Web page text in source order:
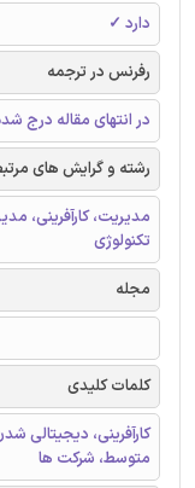
دارد ✓
رفرنس در ترجمه
در انتهای مقاله درج
رشته و گرایش های
مدیریت، کارآفرینی،
تکنولوژی
مجله
کلمات کلیدی
کارآفرینی، دیجیتالی
متوسط، شرکت ها